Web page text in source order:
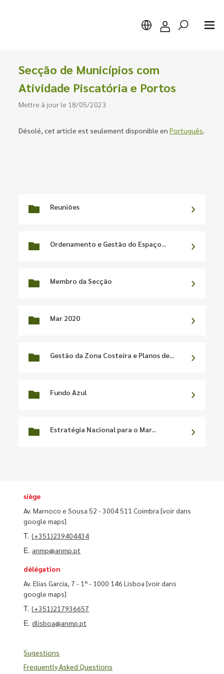
Chercher
Secção de Municípios com
Atividade Piscatória e Portos
Mettre à jour le 18/05/2023
Désolé, cet article est seulement disponible enPortuguês.
Reuniões
Ordenamento e Gestão do Espaço...
Membro da Secção
Mar 2020
Gestão da Zona Costeira e Planos de...
Fundo Azul
Estratégia Nacional para o Mar...
siège
Av. Marnoco e Sousa 52 - 3004 511 Coimbra[voir dans
google maps]
T.(+351)239404434
E. anmp@anmp.pt
délégation
Av. Elias Garcia, 7 - 1º - 1000 146 Lisboa[voir dans
google maps]
T.(+351)217936657
E.dlisboa@anmp.pt
Sugestions
Frequently Asked Questions